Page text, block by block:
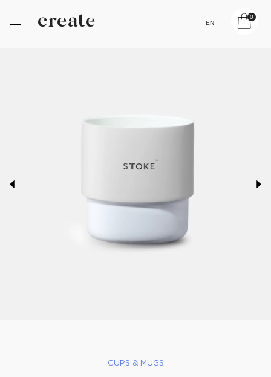
create
0
EN
CUPS & MUGS